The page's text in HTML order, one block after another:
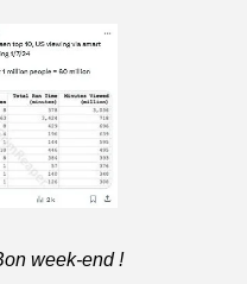
week-end !